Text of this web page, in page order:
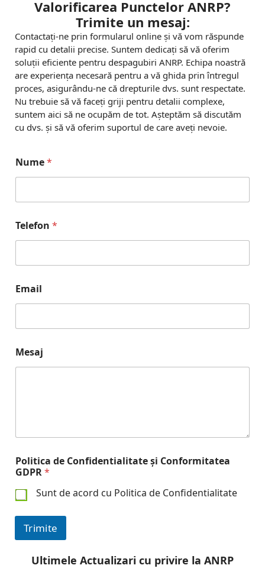
Valorificarea Punctelor ANRP?
Trimite un mesaj:
Contactați-ne prin formularul online și vă vom răspunde
rapid cu detalii precise. Suntem dedicați să vă oferim
soluții eficiente pentru despagubiri ANRP. Echipa noastră
are experiența necesară pentru a vă ghida prin întregul
proces, asigurându-ne că drepturile dvs. sunt respectate.
Nu trebuie să vă faceți griji pentru detalii complexe,
suntem aici să ne ocupăm de tot. Așteptăm să discutăm
cu dvs. și să vă oferim suportul de care aveți nevoie.
Nume*
Telefon *
Email
Mesaj
Politica de Confidentialitate și Conformitatea
GDPR*
Sunt de acord cu Politica de Confidentialitate
Trimite
Ultimele Actualizari cu privire la ANRP